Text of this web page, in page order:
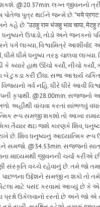
@20.37min. લગ્ન જીવનનો
પોતેજ પુત્ર થઈને જન્મે છે. “भये प्रगट
કહે છે. “उठहु राम भंजहु भाव चापा, मेटहु
ઉપાડો, તોડો અને જનકનો
પગે લાગ્યા, વિશ્વામિત્રે આશીર્વાદ
ધીમે ધીમે ધનુષ્ય તરફ ચાલવા લાગ્યા.
ક્યારે હાથ ઊંચો કર્યો, નીચો કર્યો,
ટુકડા કરી દીધા. સભા આશ્ચર્ય
ગર્વ નહિ. ધીરે ધીરે આવી
કૃપાથી. @28.00min. સજ્જનો
અહીંથી વાંચવા કરતાં સાંભળવું
રૂપ સમજી શકશો તો આખા
તૈયાર થઇ જશે કારણકે શિવ,
છે. શિવ ધનુષ્યનું આધ્યાત્મિક રૂપ
સમજો. @34.53min. સજ્જનો
માધ્યમથી જીવનની ચર્ચા કરીએ
સંસ્કૃતિ વચ્ચે રહેવાનું છે. તમે જો
ઉદ્દેશને સમજી ન શકો તો
માટે પસંદ કરવામાં આવ્યું છે કે
ઉકેલવાનો રસ્તો છે અને જો એ